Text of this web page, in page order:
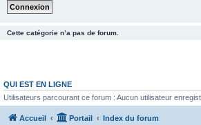
Cette catégorie n’a pas de forum.
QUI EST EN LIGNE
Utilisateurs parcourant ce forum : Aucun utilisateur
Accueil Portail Index du forum